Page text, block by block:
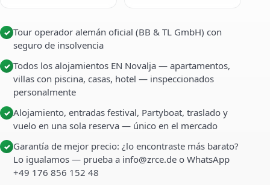
✓ Tour operador alemán oficial (BB & TL GmbH) con
seguro de insolvencia
✓ Todos los alojamientos EN Novalja — apartamentos,
villas con piscina, casas, hotel — inspeccionados
personalmente
✓ Alojamiento, entradas festival, Partyboat, traslado y
vuelo en una sola reserva — único en el mercado
✓ Garantía de mejor precio: ¿lo encontraste más barato?
Lo igualamos — prueba a info@zrce.de o WhatsApp
+49 176 856 152 48